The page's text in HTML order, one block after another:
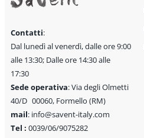
Contatti:
Dal lunedì al venerdì, dalle ore 9:00
alle 13:30; Dalle ore 14:30 alle
17:30
Sede operativa: Via degli Olmetti
40/D 00060, Formello (RM)
mail: info@savent-italy.com
Tel : 0039/06/9075282